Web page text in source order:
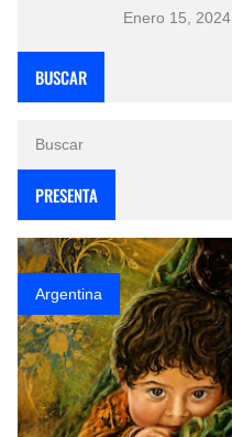
Enero 15, 2024
BUSCAR
PRESENTA
Argentina